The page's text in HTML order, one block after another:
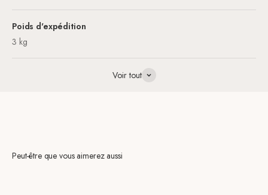
Poids d'expédition
3 kg
Voir tout
Peut-être que vous aimerez aussi